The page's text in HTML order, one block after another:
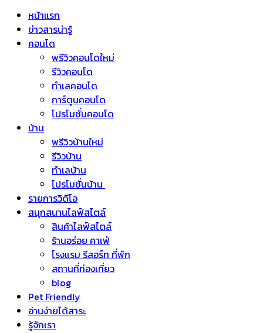
หน้าแรก
ข่าวสารน่ารู้
คอนโด
พรีวิวคอนโดใหม่
รีวิวคอนโด
ทำเลคอนโด
การ์ตูนคอนโด
โปรโมชั่นคอนโด
บ้าน
พรีวิวบ้านใหม่
รีวิวบ้าน
ทำเลบ้าน
โปรโมชั่นบ้าน
รายการวิดีโอ
สนุกสนานไลฟ์สไตล์
สินค้าไลฟ์สไตล์
ร้านอร่อย คาเฟ่
โรงแรม รีสอร์ท ที่พัก
สถานที่ท่องเที่ยว
blog
Pet Friendly
อ่านง่ายได้สาระ
รู้จักเรา